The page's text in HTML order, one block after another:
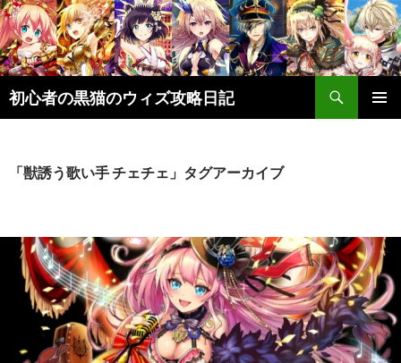
初心者の黒猫のウィズ攻略日記
検
索
ン
ッ
「獣誘う歌い手 チェチェ」タグアーカイブ